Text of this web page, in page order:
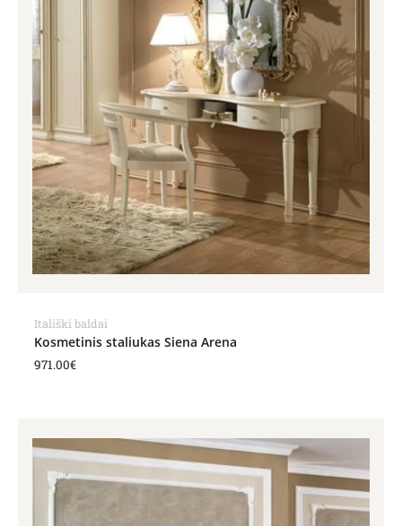
Itališki baldai
Kosmetinis staliukas Siena Arena
971.00€